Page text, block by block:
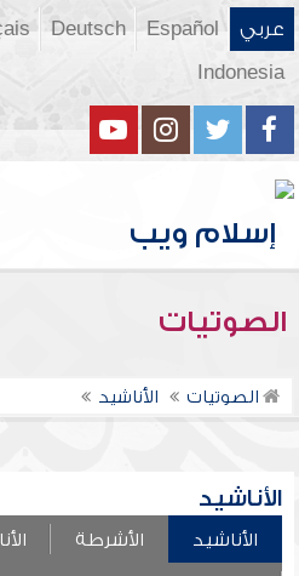
عربي Español
Deutsch
Indonesia
الصوتيات
الصوتيات الأناشيد
الأناشيد
الأناشيد الأشرطة